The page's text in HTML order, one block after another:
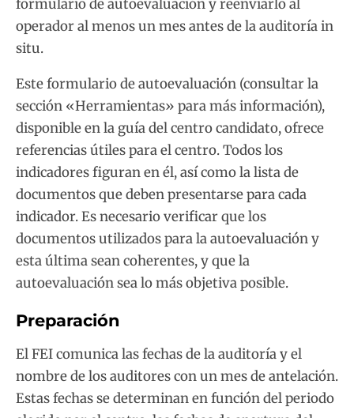
formulario de autoevaluación y reenviarlo al
operador al menos un mes antes de la auditoría in
situ.
Este formulario de autoevaluación (consultar la
sección «Herramientas» para más información),
disponible en la guía del centro candidato, ofrece
referencias útiles para el centro. Todos los
indicadores figuran en él, así como la lista de
documentos que deben presentarse para cada
indicador. Es necesario verificar que los
documentos utilizados para la autoevaluación y
esta última sean coherentes, y que la
autoevaluación sea lo más objetiva posible.
Preparación
El FEI comunica las fechas de la auditoría y el
nombre de los auditores con un mes de antelación.
Estas fechas se determinan en función del periodo